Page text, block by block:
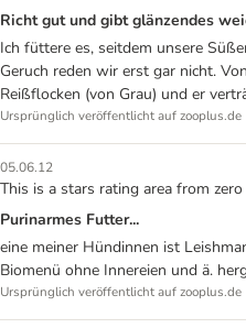
Richt gut und gibt glänzendes
Ich füttere es, seitdem unsere
Geruch reden wir erst gar nicht.
Reißflocken (von Grau) und er
Ursprünglich veröffentlicht auf zooplus.de
05.06.12
This is a stars rating area from
Purinarmes Futter...
eine meiner Hündinnen ist
Biomenü ohne Innereien und ä.
Ursprünglich veröffentlicht auf zooplus.de